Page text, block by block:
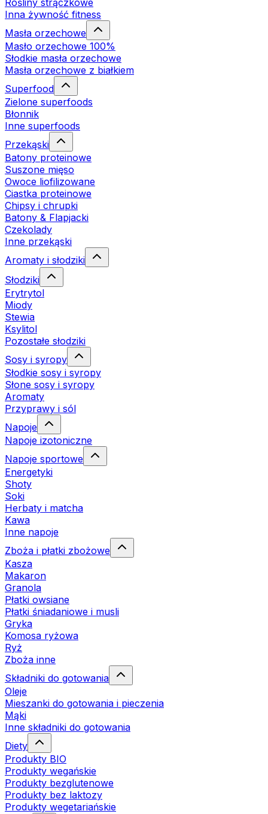
Rośliny strączkowe
Inna żywność fitness
Masła orzechowe
Masło orzechowe 100%
Słodkie masła orzechowe
Masła orzechowe z białkiem
Superfood
Zielone superfoods
Błonnik
Inne superfoods
Przekąski
Batony proteinowe
Suszone mięso
Owoce liofilizowane
Ciastka proteinowe
Chipsy i chrupki
Batony & Flapjacki
Czekolady
Inne przekąski
Aromaty i słodziki
Słodziki
Erytrytol
Miody
Stewia
Ksylitol
Pozostałe słodziki
Sosy i syropy
Słodkie sosy i syropy
Słone sosy i syropy
Aromaty
Przyprawy i sól
Napoje
Napoje izotoniczne
Napoje sportowe
Energetyki
Shoty
Soki
Herbaty i matcha
Kawa
Inne napoje
Zboża i płatki zbożowe
Kasza
Makaron
Granola
Płatki owsiane
Płatki śniadaniowe i musli
Gryka
Komosa ryżowa
Ryż
Zboża inne
Składniki do gotowania
Oleje
Mieszanki do gotowania i pieczenia
Mąki
Inne składniki do gotowania
Diety
Produkty BIO
Produkty wegańskie
Produkty bezglutenowe
Produkty bez laktozy
Produkty wegetariańskie